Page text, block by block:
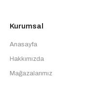
Kurumsal
Anasayfa
Hakkımızda
Mağazalarımız